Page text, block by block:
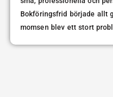
Bokföringsfrid började allt
momsen blev ett stort